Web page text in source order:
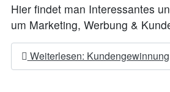
Hier findet man Interessantes
um Marketing, Werbung &
Weiterlesen: Kundengewinnung